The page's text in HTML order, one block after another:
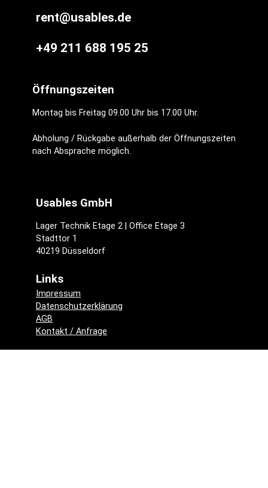
rent@usables.de
+49 211 688 195 25
Öffnungszeiten
Montag bis Freitag 09.00 Uhr bis 17.00 Uhr.
Abholung / Rückgabe außerhalb der Öffnungszeiten
nach Absprache möglich.
Usables GmbH
Lager Technik Etage 2 | Office Etage 3
Stadttor 1
40219 Düsseldorf
Links
Impressum
Datenschutzerklärung
AGB
Kontakt / Anfrage